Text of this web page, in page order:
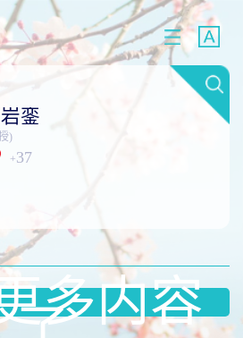
銮
)
+37
多内容